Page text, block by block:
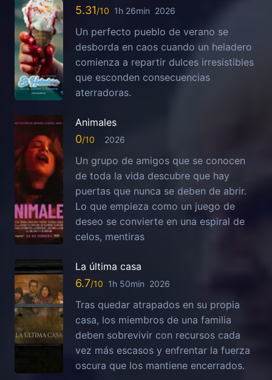
5.31 1h 26min 2026
Un perfecto pueblo de verano se
desborda en caos cuando un heladero
comienza a repartir dulces irresistibles
que esconden consecuencias
aterradoras.
Animales
0 2026
Un grupo de amigos que se conocen
de toda la vida descubre que hay
puertas que nunca se deben de abrir.
Lo que empieza como un juego de
deseo se convierte en una espiral de
celos, mentiras
La última casa
6.7 1h 50min 2026
Tras quedar atrapados en su propia
casa, los miembros de una familia
deben sobrevivir con recursos cada
vez más escasos y enfrentar la fuerza
oscura que los mantiene encerrados.